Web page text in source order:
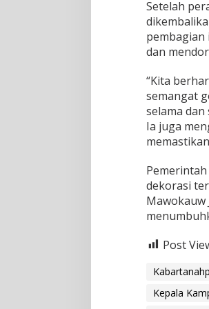
Setelah
pembagian
dan
“Kita
semangat
selama dan
Ia juga
dekorasi
Mawokauw
Post
Kepala